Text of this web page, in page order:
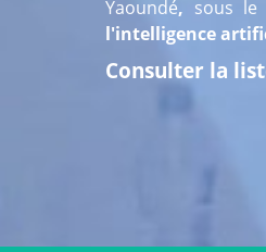
Yaoundé, sous le
l'intelligence
Consulter la